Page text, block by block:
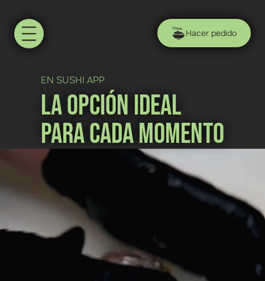
Hacer pedido
EN SUSHI APP
La opción ideal
para cada momento